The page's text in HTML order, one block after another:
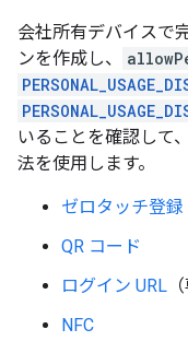
会社所有デバイスで
ンを作成し、
いることを確認して
法を使用します。
ゼロタッチ登録
QR コード
ログイン URL
NFC